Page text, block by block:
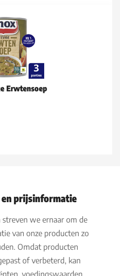
Erwtensoep
prijsinformatie
we ernaar om de
van onze producten zo
Omdat producten
of verbeterd, kan
voedingswaarden,